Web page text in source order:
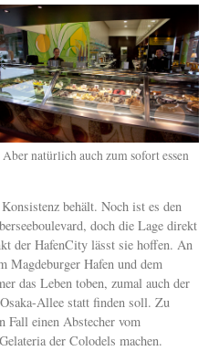
Aber natürlich auch zum sofort essen
behält. Noch ist es den
doch die Lage direkt
der HafenCity lässt sie hoffen. An
Magdeburger Hafen und dem
das Leben toben, zumal auch der
Allee statt finden soll. Zu
Fall einen Abstecher vom
der Colodels machen.